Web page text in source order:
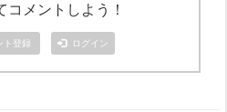
コメントしよう！
ト登録 ログイン